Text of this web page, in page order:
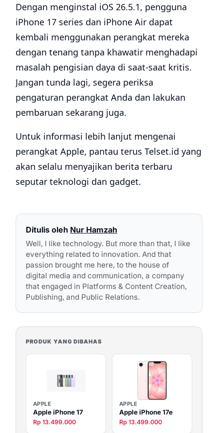
Dengan menginstal iOS 26.5.1, pengguna
iPhone 17 series dan iPhone Air dapat
kembali menggunakan perangkat mereka
dengan tenang tanpa khawatir menghadapi
masalah pengisian daya di saat-saat kritis.
Jangan tunda lagi, segera periksa
pengaturan perangkat Anda dan lakukan
pembaruan sekarang juga.
Untuk informasi lebih lanjut mengenai
perangkat Apple, pantau terus Telset.id yang
akan selalu menyajikan berita terbaru
seputar teknologi dan gadget.
Ditulis oleh Nur Hamzah
Well, I like technology. But more than that, I like
everything related to innovation. And that
passion brought me here, to the house of
digital media and communication, a company
that engaged in Platforms & Content Creation,
Publishing, and Public Relations.
PRODUK YANG DIBAHAS
APPLE
Apple iPhone 17
Rp 13.499.000
APPLE
Apple iPhone 17e
Rp 13.499.000